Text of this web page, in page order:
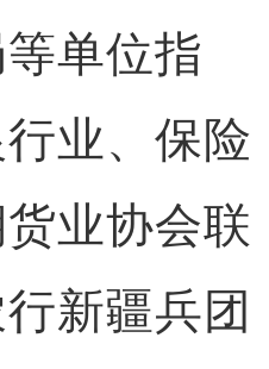
单位指
业、保险
业协会联
新疆兵团